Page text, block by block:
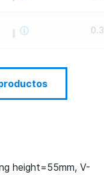
todo 10 productos
height=55mm, V-